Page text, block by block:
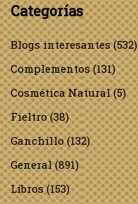
Categorías
Blogs interesantes(532)
Complementos(131)
Cosmética Natural(5)
Fieltro(38)
Ganchillo(132)
General(891)
Libros(153)